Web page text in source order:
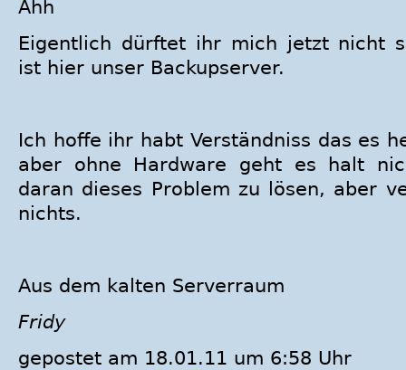
Eigentlich dürftet ihr mich jetzt nicht
ist hier unser Backupserver.
Ich hoffe ihr habt Verständniss das es
aber ohne Hardware geht es halt
daran dieses Problem zu lösen, aber
nichts.
Aus dem kalten Serverraum
Fridy
gepostet am 18.01.11 um 6:58 Uhr